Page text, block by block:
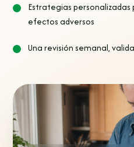
Estrategias
efectos adversos
Una revisión semanal,